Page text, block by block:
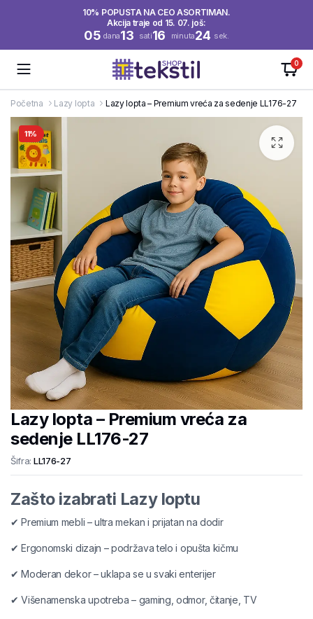
10% POPUSTA NA CEO ASORTIMAN.
Akcija traje od 15. 07. još:
05 dana13 sati16 minuta23 sek.
0
Početna Lazy lopta Lazy lopta – Premium vreća za sedenje LL176-27
11%
Lazy lopta – Premium vreća za
sedenje LL176-27
Šifra: LL176-27
Zašto izabrati Lazy loptu
✔ Premium mebli – ultra mekan i prijatan na dodir
✔ Ergonomski dizajn – podržava telo i opušta kičmu
✔ Moderan dekor – uklapa se u svaki enterijer
✔ Višenamenska upotreba – gaming, odmor, čitanje, TV